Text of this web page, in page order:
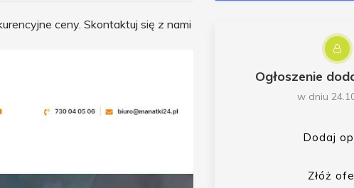
ceny. Skontaktuj się z nami
Ogłoszenie
w dniu
Dodaj
Złóż